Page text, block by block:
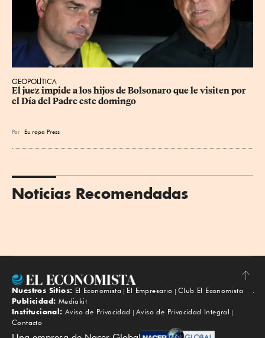
GEOPOLÍTICA
El juez impide a los hijos de Bolsonaro que le visiten por
el Día del Padre este domingo
Por Eu ropa Press
Noticias Recomendadas
Subir
Nuestros Sitios: El Economista El Empresario
Club El Economista
Publicidad: Mediakit
Institucional: Aviso de Privacidad
Aviso de Privacidad Integral
Contacto